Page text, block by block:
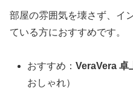
部屋の雰囲気を壊さず、イ
ている方におすすめです。
おすすめ：VeraVera 卓
おしゃれ）